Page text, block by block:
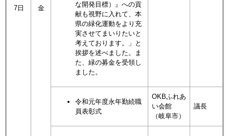
7日 金
な開発目標）』への貢
献も視野に入れて、本
県の緑化運動をより充
実させてまいりたいと
考えております。」と
挨拶を述べました。ま
た、緑の募金を受領し
ました。
令和元年度永年勤続職
員表彰式
OKBふれあ
い会館
（岐阜市）
議長